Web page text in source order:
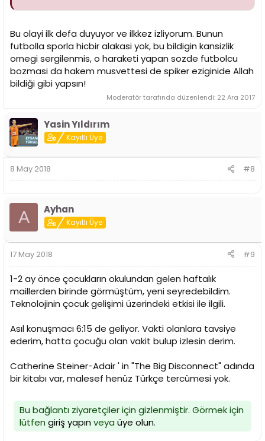
Bu olayi ilk defa duyuyor ve ilkkez izliyorum. Bunun
futbolla sporla hicbir alakasi yok, bu bildigin kansizlik
ornegi sergilenmis, o haraketi yapan sozde futbolcu
bozmasi da hakem musvettesi de spiker eziginide Allah
bildiği gibi yapsın!
Moderatör tarafında düzenlendi: 22 Ara 2017
Yasin Yıldırım
Kayıtlı Üye
8 May 2018 #8
A Ayhan
Kayıtlı Üye
17 May 2018 #9
1-2 ay önce çocukların okulundan gelen haftalık
maillerden birinde görmüştüm, yeni seyredebildim.
Teknolojinin çocuk gelişimi üzerindeki etkisi ile ilgili.
Asıl konuşmacı 6:15 de geliyor. Vakti olanlara tavsiye
ederim, hatta çocuğu olan vakit bulup izlesin derim.
Catherine Steiner-Adair ' in "The Big Disconnect" adında
bir kitabı var, malesef henüz Türkçe tercümesi yok.
Bu bağlantı ziyaretçiler için gizlenmiştir. Görmek için
lütfen giriş yapınveya üye olun.